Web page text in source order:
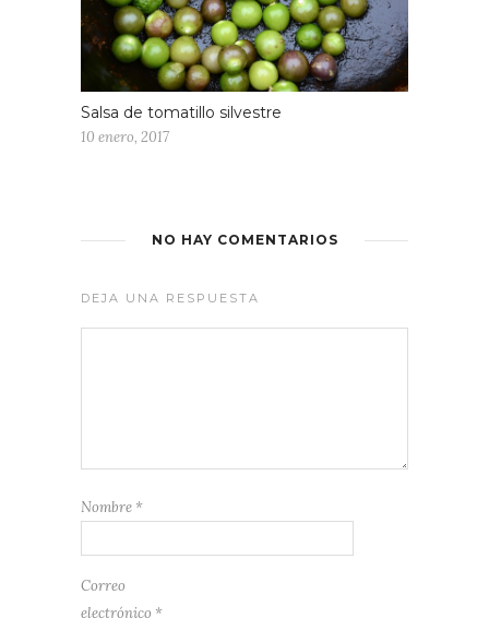
Salsa de tomatillo silvestre
10 enero, 2017
NO HAY COMENTARIOS
DEJA UNA RESPUESTA
Nombre *
Correo
electrónico *